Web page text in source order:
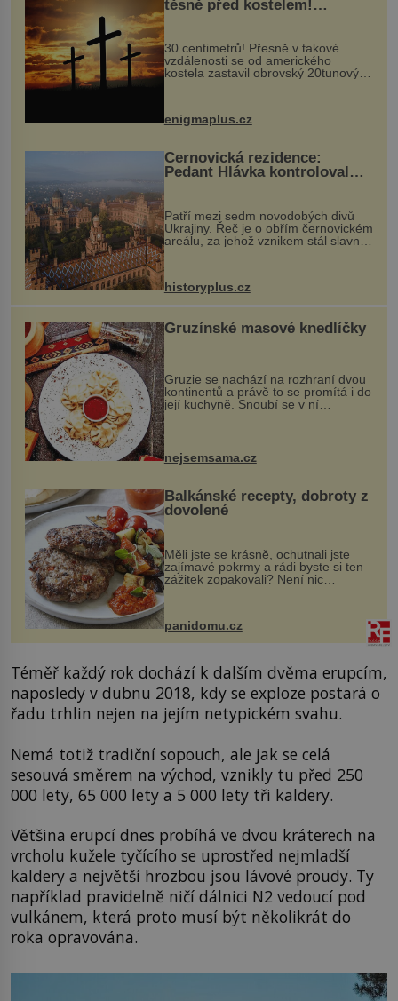
těsně před kostelem!
Ochránila ho boží síla?
30 centimetrů! Přesně v takové
vzdálenosti se od amerického
kostela zastavil obrovský 20tunový
...
enigmaplus.cz
Černovická rezidence:
Pedant Hlávka kontroloval
Patří mezi sedm novodobých divů
Ukrajiny. Řeč je o obřím černovickém
areálu, za jehož vznikem stál slavný
český architekt Josef Hlávka. Ten si
na něm dal mimořádně záležet. Jeho
stavební plány by při ...
historyplus.cz
Gruzínské masové knedlíčky
Gruzie se nachází na rozhraní dvou
kontinentů a právě to se promítá i do
její kuchyně. Snoubí se v ní
evropské a asijské chutě a díky tomu
vznikají rozmanité a chuťově bohaté
pokrmy, které rozhodně st...
nejsemsama.cz
Balkánské recepty, dobroty z
dovolené
Měli jste se krásně, ochutnali jste
zajímavé pokrmy a rádi byste si ten
zážitek zopakovali? Není nic
snazšího. Pljeskavica (10 porcí)
Možná jste ji ochutnali na dovolené v
panidomu.cz
Téměř každý rok dochází k dalším dvěma erupcím,
naposledy v dubnu 2018, kdy se exploze postará o
řadu trhlin nejen na jejím netypickém svahu.
Nemá totiž tradiční sopouch, ale jak se celá
sesouvá směrem na východ, vznikly tu před 250
000 lety, 65 000 lety a 5 000 lety tři kaldery.
Většina erupcí dnes probíhá ve dvou kráterech na
vrcholu kužele tyčícího se uprostřed nejmladší
kaldery a největší hrozbou jsou lávové proudy. Ty
například pravidelně ničí dálnici N2 vedoucí pod
vulkánem, která proto musí být několikrát do
roka opravována.